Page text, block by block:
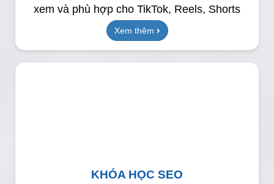
xem và phù hợp cho TikTok, Reels, Shorts
Xem thêm
KHÓA HỌC SEO